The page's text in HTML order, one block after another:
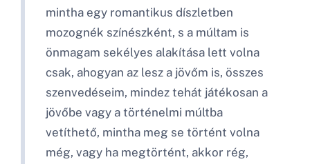
mintha egy romantikus díszletben
mozognék színészként, s a múltam is
önmagam sekélyes alakítása lett volna
csak, ahogyan az lesz a jövőm is, összes
szenvedéseim, mindez tehát játékosan a
jövőbe vagy a történelmi múltba
vetíthető, mintha meg se történt volna
még, vagy ha megtörtént, akkor rég,